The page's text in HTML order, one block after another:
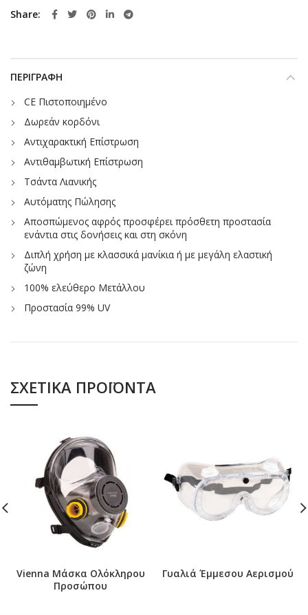
Share
ΠΕΡΙΓΡΑΦΉ
CE Πιστοποιημένο
Δωρεάν κορδόνι
Αντιχαρακτική Επίστρωση
Αντιθαμβωτική Επίστρωση
Τσάντα Λιανικής
Αυτόματης Πώλησης
Αποσπώμενος αφρός προσφέρει πρόσθετη προστασία
ενάντια στις δονήσεις και στη σκόνη
Διπλή χρήση με κλασσικά μανίκια ή με μεγάλη ελαστική
ζώνη
100% ελεύθερο Μετάλλου
Προστασία 99% UV
ΣΧΕΤΙΚΆ ΠΡΟΪΌΝΤΑ
Vienna Μάσκα Ολόκληρου
Προσώπου
Γυαλιά Έμμεσου Αερισμού